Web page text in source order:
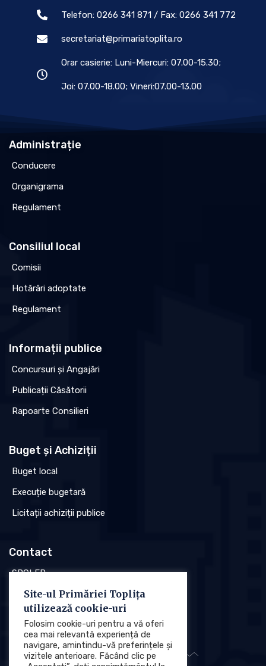
Telefon: 0266 341 871 / Fax: 0266 341 772
secretariat@primariatoplita.ro
Orar casierie: Luni-Miercuri: 07.00-15.30;
Joi: 07.00-18.00; Vineri:07.00-13.00
Administrație
Conducere
Organigrama
Regulament
Consiliul local
Comisii
Hotărâri adoptate
Regulament
Informații publice
Concursuri și Angajări
Publicații Căsătorii
Rapoarte Consilieri
Buget și Achiziții
Buget local
Execuție bugetară
Licitații achiziții publice
Contact
SPCLEP
Stare civilă
Poliția locală
Site-ul Primăriei Toplița
utilizează cookie-uri
Folosim cookie-uri pentru a vă oferi
cea mai relevantă experiență de
navigare, amintindu-vă preferințele și
vizitele anterioare. Făcând clic pe